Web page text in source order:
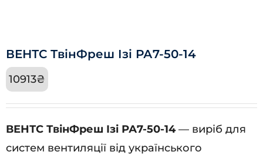
ВЕНТС ТвінФреш Ізі РА7-50-14
10913₴
ВЕНТС ТвінФреш Ізі РА7-50-14— виріб для
систем вентиляції від українського